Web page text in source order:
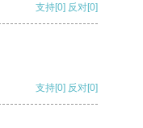
支持[0] 反对[0]
支持[0] 反对[0]